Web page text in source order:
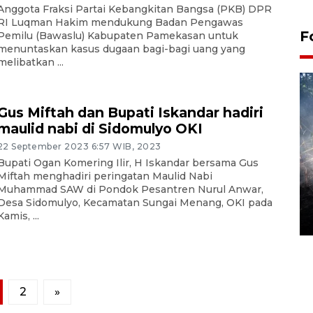
Fraksi Partai Kebangkitan Bangsa (PKB) DPR
Luqman Hakim mendukung Badan Pengawas
(Bawaslu) Kabupaten Pamekasan untuk
kasus dugaan bagi-bagi uang yang
...
Miftah dan Bupati Iskandar hadiri
nabi di Sidomulyo OKI
September 2023 6:57 WIB, 2023
Ogan Komering Ilir, H Iskandar bersama Gus
menghadiri peringatan Maulid Nabi
SAW di Pondok Pesantren Nurul Anwar,
Sidomulyo, Kecamatan Sungai Menang, OKI pada
...
2 »
Alokasi anggaran untuk bibit
kopi arabika Gayo